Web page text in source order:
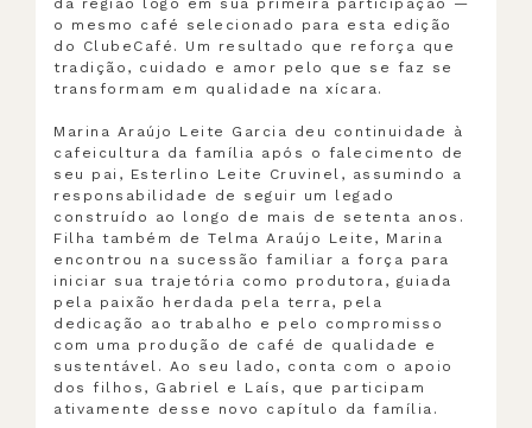
da região logo em sua primeira participação —
o mesmo café selecionado para esta edição
do ClubeCafé. Um resultado que reforça que
tradição, cuidado e amor pelo que se faz se
transformam em qualidade na xícara.
Marina Araújo Leite Garcia deu continuidade à
cafeicultura da família após o falecimento de
seu pai, Esterlino Leite Cruvinel, assumindo a
responsabilidade de seguir um legado
construído ao longo de mais de setenta anos.
Filha também de Telma Araújo Leite, Marina
encontrou na sucessão familiar a força para
iniciar sua trajetória como produtora, guiada
pela paixão herdada pela terra, pela
dedicação ao trabalho e pelo compromisso
com uma produção de café de qualidade e
sustentável. Ao seu lado, conta com o apoio
dos filhos, Gabriel e Laís, que participam
ativamente desse novo capítulo da família.